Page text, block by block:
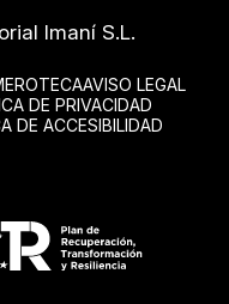
Imaní S.L.
AVISO LEGAL
DE PRIVACIDAD
DE ACCESIBILIDAD